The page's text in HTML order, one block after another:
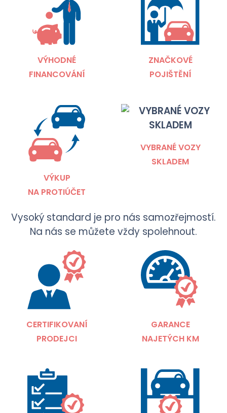
VÝHODNÉ
FINANCOVÁNÍ
ZNAČKOVÉ
POJIŠTĚNÍ
VÝKUP
NA PROTIÚČET
VYBRANÉ VOZY
SKLADEM
Vysoký standard je pro nás samozřejmostí.
Na nás se můžete vždy spolehnout.
CERTIFIKOVANÍ
PRODEJCI
GARANCE
NAJETÝCH KM